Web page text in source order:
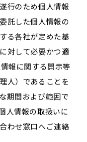
行のため個人情報
託した個人情報の
る各社が定めた基
対して必要かつ適
報に関する開示等
人）であることを
期間および範囲で
人情報の取扱いに
わせ窓口へご連絡